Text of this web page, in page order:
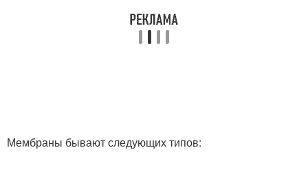
Мембраны бывают следующих типов: